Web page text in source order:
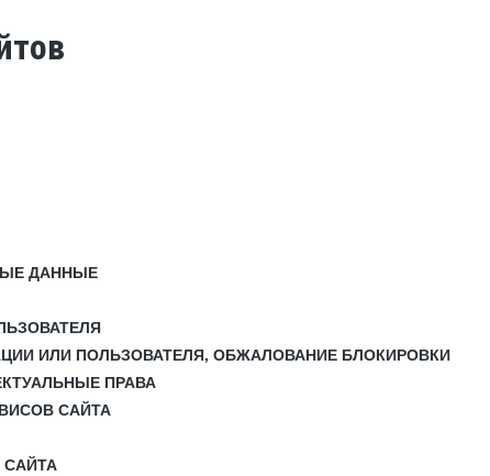
ДАННЫЕ
ИЛИ ПОЛЬЗОВАТЕЛЯ, ОБЖАЛОВАНИЕ БЛОКИРОВКИ
ПРАВА
САЙТА
САЙТА